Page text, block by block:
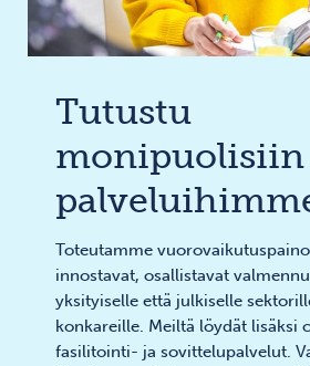
Tutustu
monipuolisiin
Toteutamme
innostavat, osallistavat
yksityiselle että julkiselle
konkareille. Meiltä löydät lisäksi
fasilitointi- ja sovittelupalvelut.